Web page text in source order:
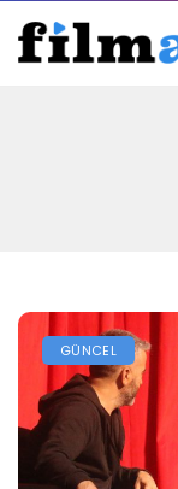
GÜNCEL